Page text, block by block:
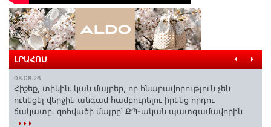
ԼՐԱՀՈՍ
08.08.26
Հիշեք, տիկին․ կան մայրեր, որ հնարավորություն չեն
ունեցել վերջին անգամ համբուրելու իրենց որդու
ճակատը. զոհվածի մայրը՝ ՔՊ-ական պատգամավորին